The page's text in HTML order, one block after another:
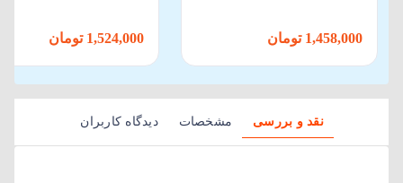
نقد و بررسی مشخصات دیدگاه کاربران